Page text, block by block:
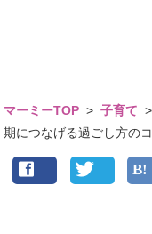
マーミーTOP >子育て >
期につなげる過ごし方の